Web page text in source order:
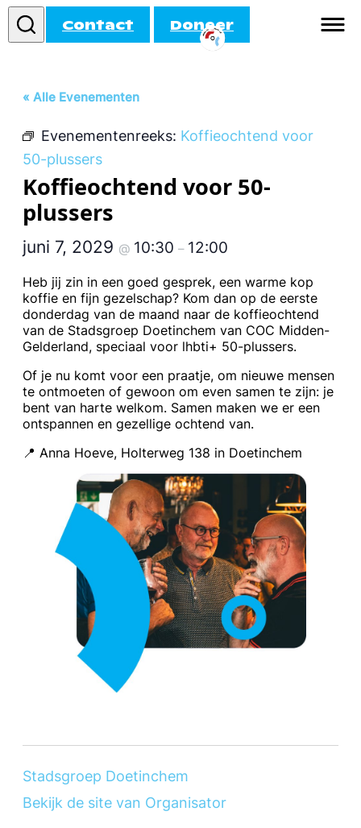
Contact Doneer
Activiteiten
Agenda
« Alle Evenementen
Evenementenreeks: Koffieochtend voor
50-plussers
Koffieochtend voor 50-
plussers
juni 7, 2029 @ 10:30 – 12:00
Heb jij zin in een goed gesprek, een warme kop
koffie en fijn gezelschap? Kom dan op de eerste
donderdag van de maand naar de koffieochtend
van de Stadsgroep Doetinchem van COC Midden-
Gelderland, speciaal voor lhbti+ 50-plussers.
Of je nu komt voor een praatje, om nieuwe mensen
te ontmoeten of gewoon om even samen te zijn: je
bent van harte welkom. Samen maken we er een
ontspannen en gezellige ochtend van.
📍 Anna Hoeve, Holterweg 138 in Doetinchem
Stadsgroep Doetinchem
Bekijk de site van Organisator